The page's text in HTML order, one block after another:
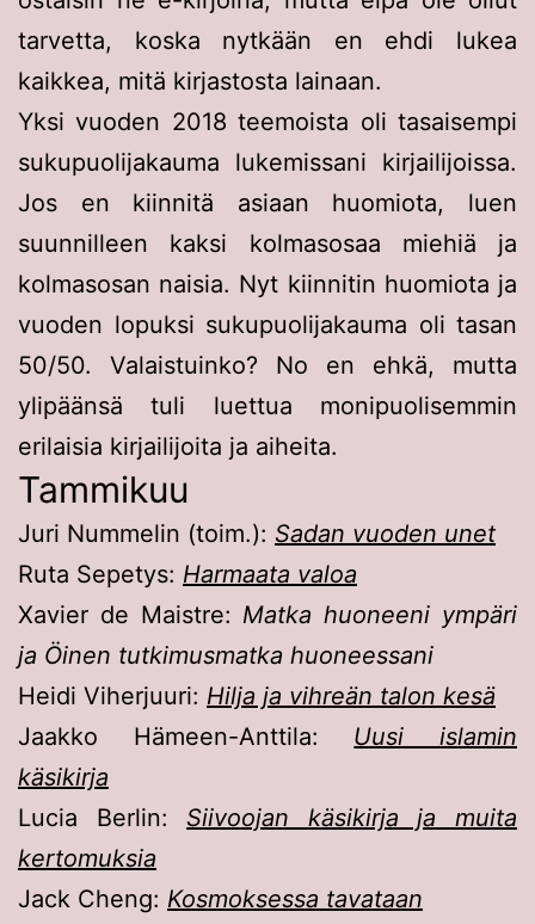
tarvetta, koska nytkään en ehdi lukea
kaikkea, mitä kirjastosta lainaan.
Yksi vuoden 2018 teemoista oli tasaisempi
sukupuolijakauma lukemissani kirjailijoissa.
Jos en kiinnitä asiaan huomiota, luen
suunnilleen kaksi kolmasosaa miehiä ja
kolmasosan naisia. Nyt kiinnitin huomiota ja
vuoden lopuksi sukupuolijakauma oli tasan
50/50. Valaistuinko? No en ehkä, mutta
ylipäänsä tuli luettua monipuolisemmin
erilaisia kirjailijoita ja aiheita.
Tammikuu
Juri Nummelin (toim.): Sadan vuoden unet
Ruta Sepetys: Harmaata valoa
Xavier de Maistre: Matka huoneeni ympäri
ja Öinen tutkimusmatka huoneessani
Heidi Viherjuuri: Hilja ja vihreän talon kesä
Jaakko Hämeen-Anttila: Uusi islamin
käsikirja
Lucia Berlin: Siivoojan käsikirja ja muita
kertomuksia
Jack Cheng: Kosmoksessa tavataan